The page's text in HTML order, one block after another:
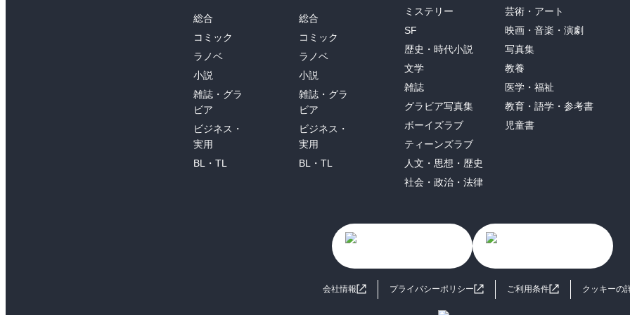
総合
コミック
ラノベ
小説
雑誌・グラ
ビア
ビジネス・
実用
BL・TL
総合
コミック
ラノベ
小説
雑誌・グラ
ビア
ビジネス・
実用
BL・TL
ミステリー
SF
歴史・時代小説
文学
雑誌
グラビア写真集
ボーイズラブ
ティーンズラブ
人文・思想・歴史
社会・政治・法律
芸術・アート
映画・音楽・演劇
写真集
教養
医学・福祉
教育・語学・参考書
児童書
会社情報 プライバシーポリシー ご利用条件 クッキーの